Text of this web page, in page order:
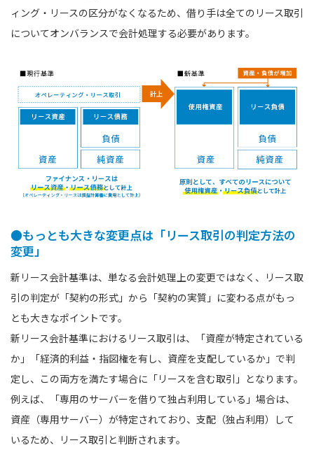
ィング・リースの区分がなくなるため、借り手は全てのリース取引
についてオンバランスで会計処理する必要があります。
●もっとも大きな変更点は「リース取引の判定方法の
変更」
新リース会計基準は、単なる会計処理上の変更ではなく、リース取
引の判定が「契約の形式」から「契約の実質」に変わる点がもっ
とも大きなポイントです。
新リース会計基準におけるリース取引は、「資産が特定されている
か」「経済的利益・指図権を有し、資産を支配しているか」で判
定し、この両方を満たす場合に「リースを含む取引」となります。
例えば、「専用のサーバーを借りて独占利用している」場合は、
資産（専用サーバー）が特定されており、支配（独占利用）して
いるため、リース取引と判断されます。